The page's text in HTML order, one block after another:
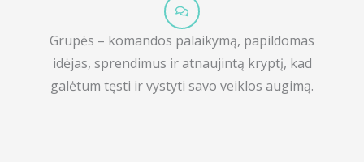
Grupės – komandos palaikymą, papildomas
idėjas, sprendimus ir atnaujintą kryptį, kad
galėtum tęsti ir vystyti savo veiklos augimą.